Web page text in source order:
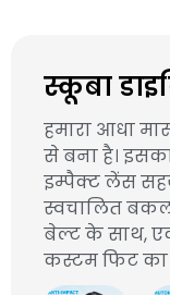
स्कूबा
हमारा आधा
से बना है।
इम्पैक्ट लेंस
स्वचालित
बेल्ट के साथ,
कस्टम फिट